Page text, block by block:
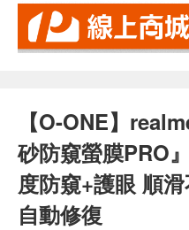
【O-ONE】
砂防窺螢膜PRO
度防窺+護眼 順
自動修復